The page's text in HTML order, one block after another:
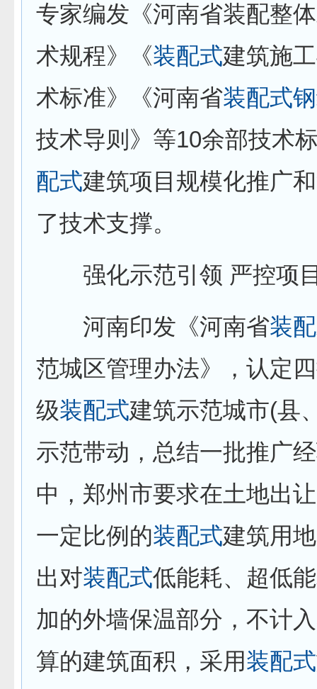
专家编发《河南省装配整
术规程》《装配式建筑施
术标准》《河南省装配式
技术导则》等10余部技术
配式建筑项目规模化推广
了技术支撑。
强化示范引领 严控项
河南印发《河南省装
范城区管理办法》，认定
级装配式建筑示范城市(县
示范带动，总结一批推广
中，郑州市要求在土地出
一定比例的装配式建筑用
出对装配式低能耗、超低
加的外墙保温部分，不计
算的建筑面积，采用装配式